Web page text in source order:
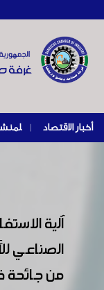
أخبار الاقتصاد |
آلية
الصناعي
من جائحة